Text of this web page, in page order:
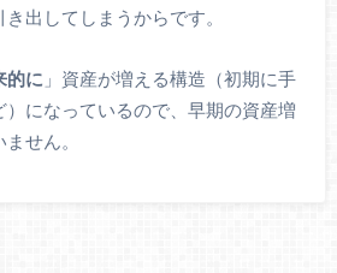
出してしまうからです。
的に 」資産が増える構造（初期に手
になっているので、早期の資産増
せん。